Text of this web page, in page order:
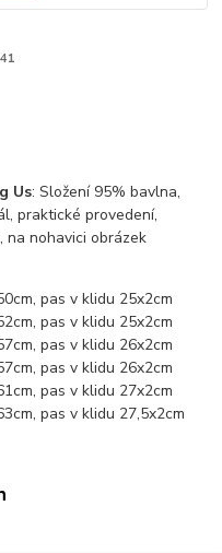
Us: Složení 95% bavlna,
praktické provedení,
na nohavici obrázek
pas v klidu 25x2cm
pas v klidu 25x2cm
pas v klidu 26x2cm
pas v klidu 26x2cm
pas v klidu 27x2cm
pas v klidu 27,5x2cm